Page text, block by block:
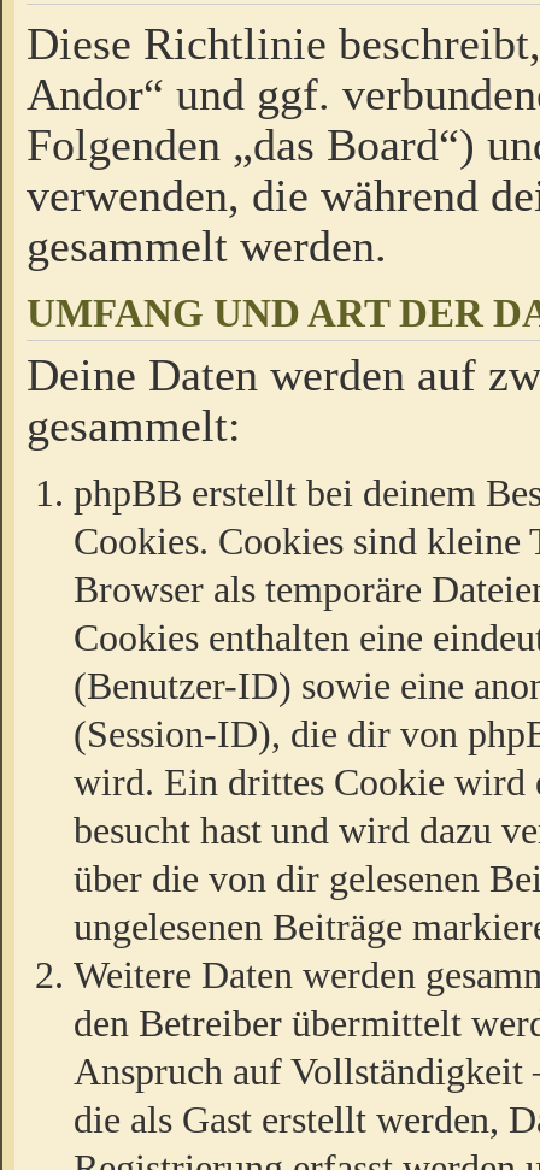
Diese Richtlinie
Andor“ und ggf.
Folgenden „das Board“)
verwenden, die während
gesammelt werden.
UMFANG UND ART DER
Deine Daten werden auf
gesammelt:
phpBB erstellt bei deinem
Cookies. Cookies sind kleine
Browser als temporäre
Cookies enthalten eine
(Benutzer-ID) sowie eine
(Session-ID), die dir von
wird. Ein drittes Cookie wird
besucht hast und wird dazu
über die von dir gelesenen
ungelesenen Beiträge
Weitere Daten werden
den Betreiber übermittelt
Anspruch auf
die als Gast erstellt werden,